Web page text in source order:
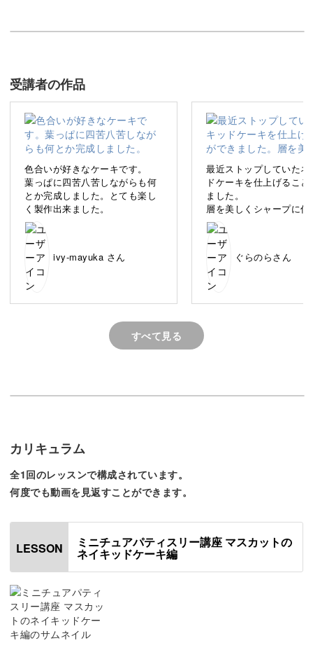
発のケーキのことです。
側面のスポンジ部分が見えていて、文字通り「ありのまま
の」ケーキというわけですね。
ケーキの特徴を活かし、スポンジがクリームから透ける感
じなど細部までこだわった作品です。
ケーキの要であるスポンジの質感や着色についてもたくさ
んのこだわりとテクニックがつまっています。
受講者の作品
色合いが好きなケーキです。
葉っぱに四苦八苦しながらも何
とか完成しました。とても楽し
く製作出来ました。
ivy-mayuka さん
最近ストップしていたネ
ドケーキを仕上げるこ
ました。
層を美しくシャープに仕
という基本が納得の出来
ませんが練習あるのみで
表面のクリームは塗って
に固まってお砂糖みたく
しまいました。綺麗な塗
もっと意識して作りたい
後マスカットの断面の黄
ぐらのらさん
すべて見る
カリキュラム
全1回のレッスンで構成されています。
何度でも動画を見返すことができます。
LESSON ミニチュアパティスリー講座 マスカットの
ネイキッドケーキ編